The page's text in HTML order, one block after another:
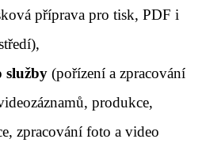
příprava pro tisk, PDF i
služby (pořízení a zpracování
produkce,
zpracování foto a video